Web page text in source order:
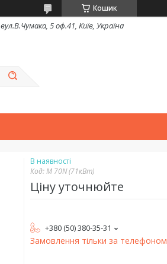
Кошик
вул.В.Чумака, 5 оф.41, Київ, Україна
В наявності
Код:M 70N (71кВт)
Ціну уточнюйте
+380 (50) 380-35-31
Замовлення тільки за телефоном